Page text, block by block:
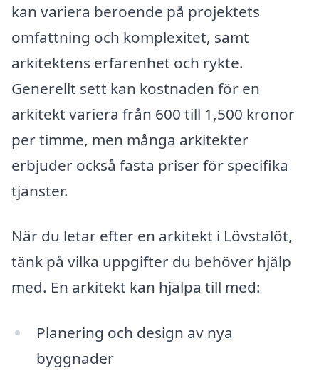
kan variera beroende på projektets
omfattning och komplexitet, samt
arkitektens erfarenhet och rykte.
Generellt sett kan kostnaden för en
arkitekt variera från 600 till 1,500 kronor
per timme, men många arkitekter
erbjuder också fasta priser för specifika
tjänster.
När du letar efter en arkitekt i Lövstalöt,
tänk på vilka uppgifter du behöver hjälp
med. En arkitekt kan hjälpa till med:
Planering och design av nya
byggnader